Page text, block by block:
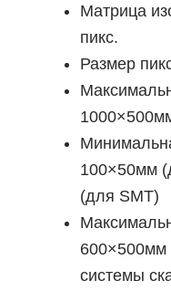
Матрица
пикс.
Размер
100×50мм
(для SMT)
600×500мм
системы